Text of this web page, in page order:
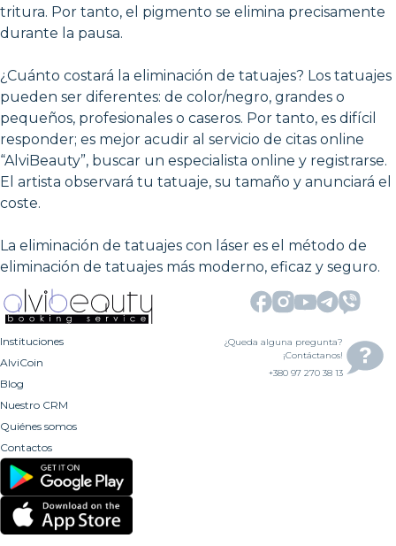
tritura. Por tanto, el pigmento se elimina precisamente
durante la pausa.
¿Cuánto costará la eliminación de tatuajes? Los tatuajes
pueden ser diferentes: de color/negro, grandes o
pequeños, profesionales o caseros. Por tanto, es difícil
responder; es mejor acudir al servicio de citas online
“AlviBeauty”, buscar un especialista online y registrarse.
El artista observará tu tatuaje, su tamaño y anunciará el
coste.
La eliminación de tatuajes con láser es el método de
eliminación de tatuajes más moderno, eficaz y seguro.
Instituciones
AlviCoin
Blog
Nuestro CRM
Quiénes somos
Contactos
¿Queda alguna pregunta?
¡Contáctanos!
+380 97 270 38 13